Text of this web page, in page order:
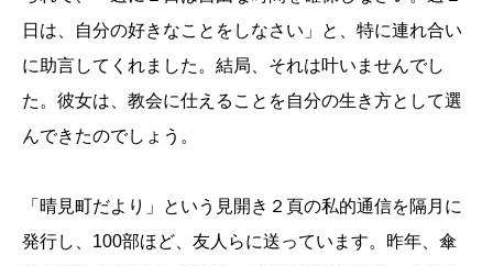
日は、自分の好きなことをしなさい」と、特に連れ合い
に助言してくれました。結局、それは叶いませんでし
た。彼女は、教会に仕えることを自分の生き方として選
んできたのでしょう。
「晴見町だより」という見開き２頁の私的通信を隔月に
発行し、100部ほど、友人らに送っています。昨年、傘